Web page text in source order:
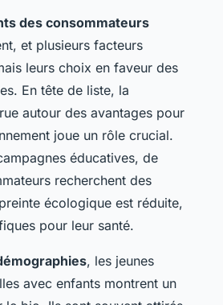
des consommateurs
et plusieurs facteurs
leurs choix en faveur des
En tête de liste, la
autour des avantages pour
joue un rôle crucial.
éducatives, de
recherchent des
écologique est réduite,
pour leur santé.
, les jeunes
avec enfants montrent un